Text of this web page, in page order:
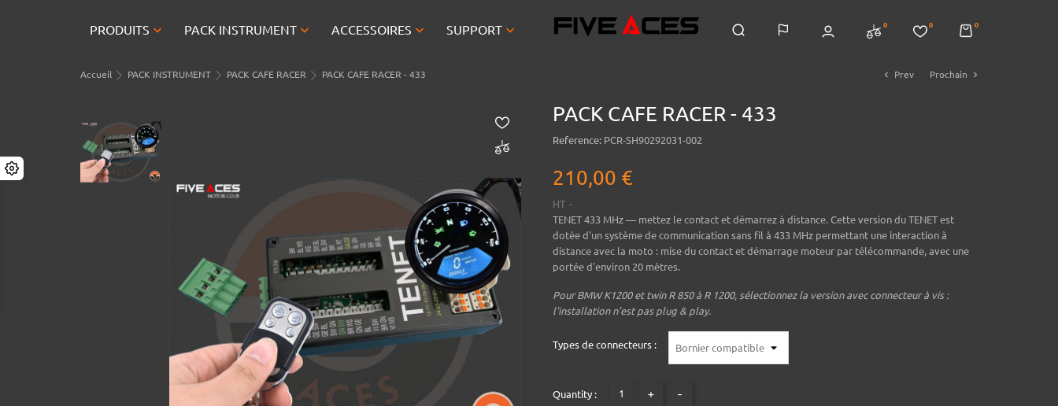
PRODUITS  PACK INSTRUMENT ACCESSOIRES  SUPPORT 0 0 0
Accueil PACK INSTRUMENT PACK CAFE RACER PACK CAFE RACER - 433 chevron_left Prev Prochain chevron_right
PACK CAFE RACER - 433
Reference: PCR-SH90292031-002
210,00 €
HT
TENET 433 MHz — mettez le contact et démarrez à distance. Cette version du TENET est
dotée d'un système de communication sans fil à 433 MHz permettant une interaction à
distance avec la moto : mise du contact et démarrage moteur par télécommande, avec une
portée d'environ 20 mètres.
Pour BMW K1200 et twin R 850 à R 1200, sélectionnez la version avec connecteur à vis :
l'installation n'est pas plug & play.
Types de connecteurs :
Quantity : + -